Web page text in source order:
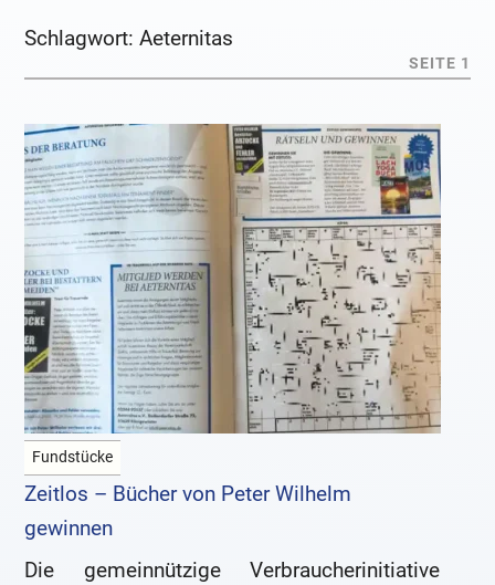
Schlagwort:Aeternitas
SEITE 1
Fundstücke
Zeitlos – Bücher von Peter Wilhelm
gewinnen
Die gemeinnützige Verbraucherinitiative